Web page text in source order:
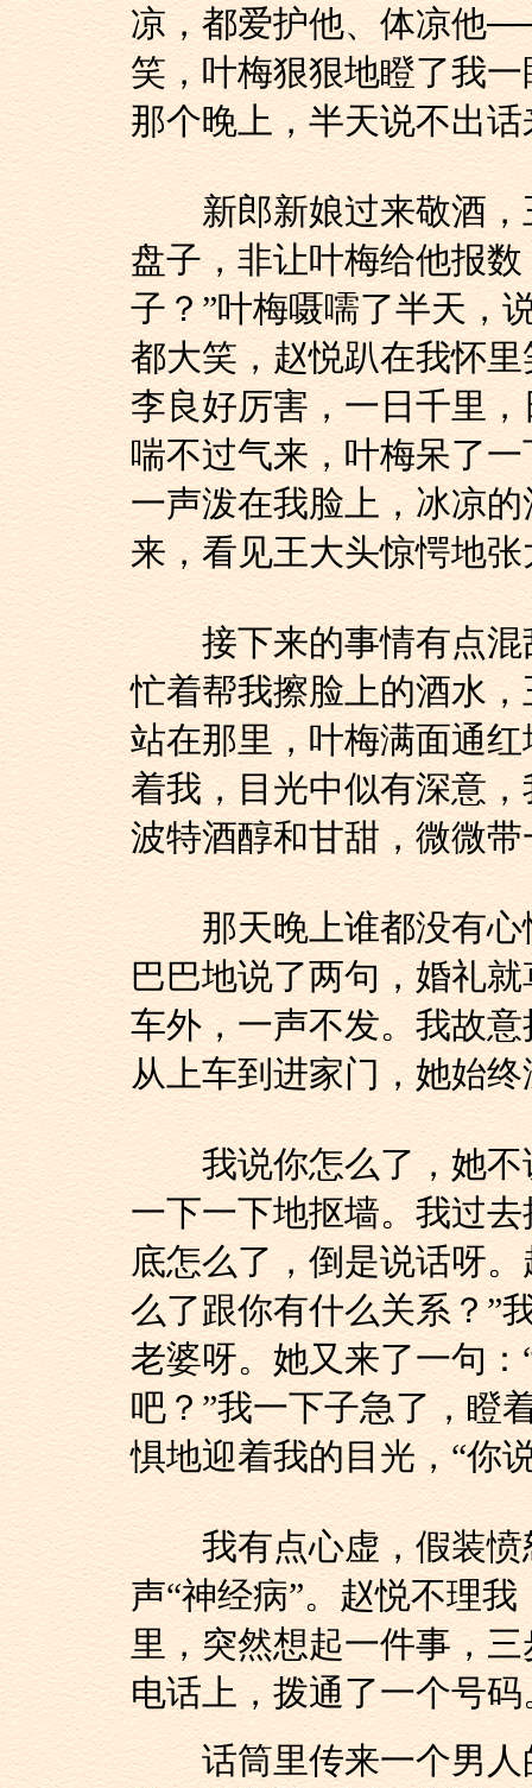
凉，都爱护他、体凉他
笑，叶梅狠狠地瞪了我
那个晚上，半天说不出话
新郎新娘过来敬酒，
盘子，非让叶梅给他报
子？”叶梅嗫嚅了半天，
都大笑，赵悦趴在我怀
李良好厉害，一日千里
喘不过气来，叶梅呆了
一声泼在我脸上，冰凉
来，看见王大头惊愕地
接下来的事情有点混
忙着帮我擦脸上的酒水
站在那里，叶梅满面通
着我，目光中似有深意
波特酒醇和甘甜，微微
那天晚上谁都没有心
巴巴地说了两句，婚礼
车外，一声不发。我故
从上车到进家门，她始
我说你怎么了，她不
一下一下地抠墙。我过
底怎么了，倒是说话呀
么了跟你有什么关系？”
老婆呀。她又来了一句
吧？”我一下子急了，瞪
惧地迎着我的目光，“你
我有点心虚，假装愤
声“神经病”。赵悦不理
里，突然想起一件事，
电话上，拨通了一个号码
话筒里传来一个男人